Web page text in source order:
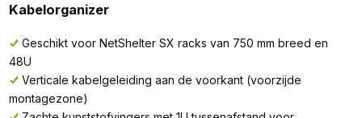
Kabelorganizer
Geschikt voor NetShelter SX racks van 750 mm breed en
48U
Verticale kabelgeleiding aan de voorkant (voorzijde
montagezone)